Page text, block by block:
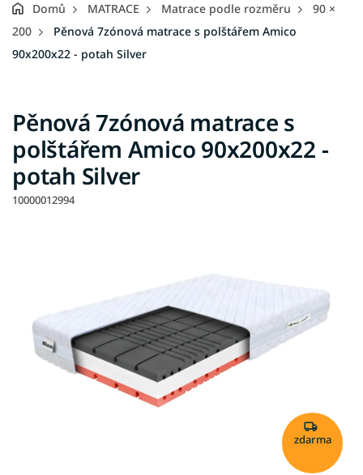
Domů MATRACE Matrace podle rozměru
90 ×
200
Pěnová 7zónová matrace s polštářem Amico
90x200x22 - potah Silver
Pěnová 7zónová matrace s
polštářem Amico 90x200x22 -
potah Silver
10000012994
zdarma